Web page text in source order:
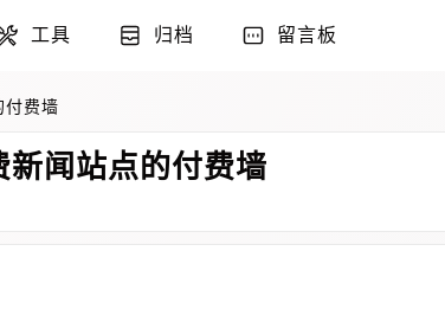
工具 归档 留言板
费墙
闻站点的付费墙